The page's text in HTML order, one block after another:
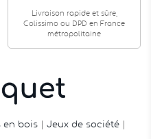
Livraison rapide et sûre,
Colissimo ou DPD en France
métropolitaine
en bois Jeux de société